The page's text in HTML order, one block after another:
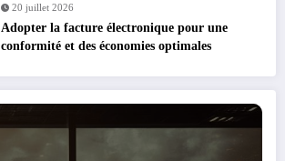
20 juillet 2026
Adopter la facture électronique pour une
conformité et des économies optimales